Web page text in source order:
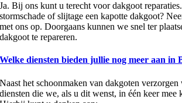
Ja. Bij ons kunt u terecht voor dakgoot
stormschade of slijtage een kapotte dakgoot?
met ons op. Doorgaans kunnen we snel ter
dakgoot te repareren.
Welke diensten bieden jullie nog meer aan in
Naast het schoonmaken van dakgoten
diensten die we, als u dit wenst, in één keer mee